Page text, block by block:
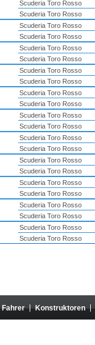
Scuderia Toro Rosso
Scuderia Toro Rosso
Scuderia Toro Rosso
Scuderia Toro Rosso
Scuderia Toro Rosso
Scuderia Toro Rosso
Scuderia Toro Rosso
Scuderia Toro Rosso
Scuderia Toro Rosso
Scuderia Toro Rosso
Scuderia Toro Rosso
Scuderia Toro Rosso
Scuderia Toro Rosso
Scuderia Toro Rosso
Scuderia Toro Rosso
Scuderia Toro Rosso
Scuderia Toro Rosso
Scuderia Toro Rosso
Scuderia Toro Rosso
Scuderia Toro Rosso
Scuderia Toro Rosso
Scuderia Toro Rosso
Fahrer Konstruktoren